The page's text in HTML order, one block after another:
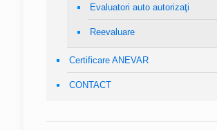
Evaluatori auto autorizaţi
Reevaluare
Certificare ANEVAR
CONTACT